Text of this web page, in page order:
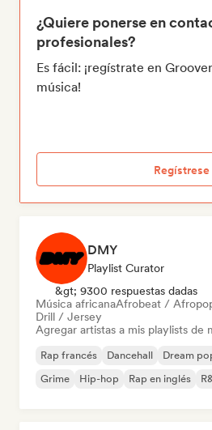
¿Quiere ponerse en
profesionales?
Es fácil: ¡regístrate en
música!
Regístrese
DMY
Playlist Curator
&gt; 9300 respuestas dadas
Música africanaAfrobeat /
Drill / Jersey
Agregar artistas a mis playlists de
Rap francés Dancehall Dream
Grime
Hip-hop Rap en inglés